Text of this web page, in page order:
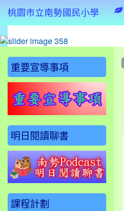
桃園市立南勢國民小學
::: 重要宣導事項
明日閱讀聊書
課程計劃